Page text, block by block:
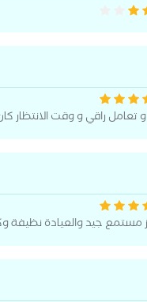
تعامل راقي و وقت الانتظار
مستمع جيد والعيادة نظيفة